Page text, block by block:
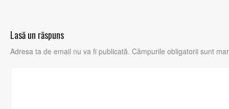
Lasă un răspuns
Adresa ta de email nu va fi publicată. Câmpurile obligatorii sunt